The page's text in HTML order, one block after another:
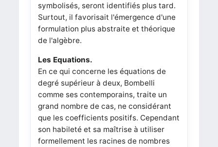
symbolisés, seront identifiés plus tard.
Surtout, il favorisait l'émergence d'une
formulation plus abstraite et théorique
de l'algèbre.
Les Equations.
En ce qui concerne les équations de
degré supérieur à deux, Bombelli
comme ses contemporains, traite un
grand nombre de cas, ne considérant
que les coefficients positifs. Cependant
son habileté et sa maîtrise à utiliser
formellement les racines de nombres